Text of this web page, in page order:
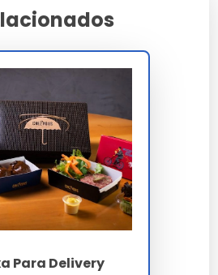
FSC Forest Stewardship
rastreável e CERFLOR
florestal. A homologação
Uber Eats Quality, 99Food
opcional flexografia
sobre kraft natural ou
o comprador valida laudo
ensaio BCT ASTM
11, migração específica RDC
15 min, ROI 18% e SLA
Para Delivery